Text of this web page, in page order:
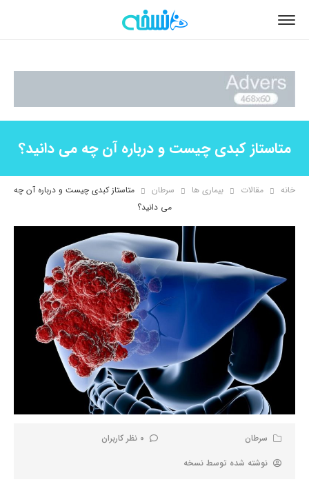
متاستاز کبدی چیست و درباره آن چه می دانید؟
خانه مقالات بیماری ها سرطان
متاستاز کبدی چیست و درباره آن چه
می دانید؟
سرطان
0 نظر کاربران
نوشته شده توسط نسخه